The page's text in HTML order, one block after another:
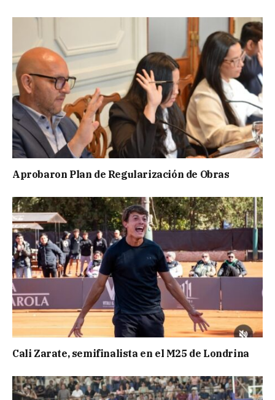
Aprobaron Plan de Regularización de Obras
Cali Zarate, semifinalista en el M25 de Londrina